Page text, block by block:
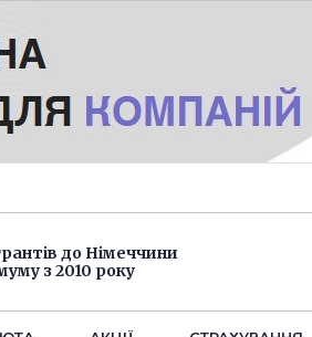
до Німеччини
з 2010 року